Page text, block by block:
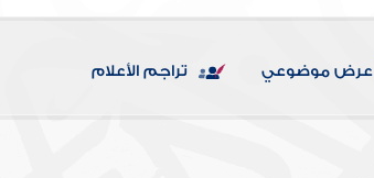
عرض موضوعي تراجم الأعلام